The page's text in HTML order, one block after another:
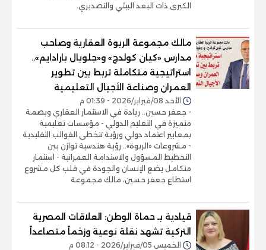
الكبرى ذات البعد البيئي والتصديري.
مالك مجموعة الربوة العقارية وصاحب
مدارس «كيان كولدج» و«جلوبال بارادايم»..
استراتيجية متكاملة تربط بين تطوير
العمران وصناعة الأجيال التعليمية
الأحد 08/فبراير/2026 - 01:39 م
- جعفر حسين.. ريادة في الاستثمار العقاري وبصمة
متميزة في التعليم الدولي - مؤسسات تعليمية
بمعايير اعتماد دولي ورؤية تتخطى القوالب التقليدية
- مشروعات «الربوة».. رؤية هندسية توازن بين
التخطيط المسؤول والاستدامة العمرانية - استثمار
متكامل يضع الإنسان والجودة في قلب كل مشروع
استطاع جعفر حسين، مالك مجموعة
قيادية بـ حماة الوطن: العلاقات المصرية
التركية تشهد نقلة نوعية وزخماً متصاعداً
الخميس 05/فبراير/2026 - 08:12 م